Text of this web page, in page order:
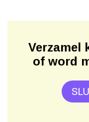
Verzamel
of word